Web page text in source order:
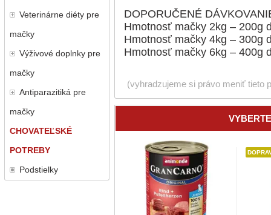
Veterinárne diéty pre
mačky
Výživové doplnky pre
mačky
Antiparazitiká pre
mačky
CHOVATEĽSKÉ
POTREBY
Podstielky
DOPORUČENÉ
Hmotnosť mačky 2kg – 200g
Hmotnosť mačky 4kg – 300g
Hmotnosť mačky 6kg – 400g
(vyhradzujeme si právo meniť tieto